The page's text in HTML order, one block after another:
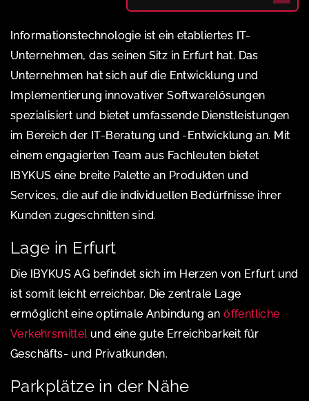
Informationstechnologie ist ein etabliertes IT-
Unternehmen, das seinen Sitz in Erfurt hat. Das
Unternehmen hat sich auf die Entwicklung und
Implementierung innovativer Softwarelösungen
spezialisiert und bietet umfassende Dienstleistungen
im Bereich der IT-Beratung und -Entwicklung an. Mit
einem engagierten Team aus Fachleuten bietet
IBYKUS eine breite Palette an Produkten und
Services, die auf die individuellen Bedürfnisse ihrer
Kunden zugeschnitten sind.
Lage in Erfurt
Die IBYKUS AG befindet sich im Herzen von Erfurt und
ist somit leicht erreichbar. Die zentrale Lage
ermöglicht eine optimale Anbindung anöffentliche
Verkehrsmittelund eine gute Erreichbarkeit für
Geschäfts- und Privatkunden.
Parkplätze in der Nähe